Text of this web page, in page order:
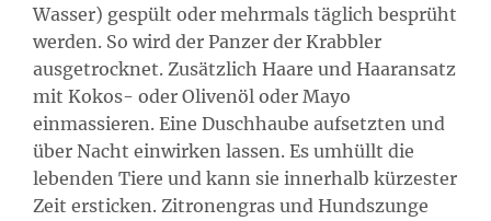
Wasser) gespült oder mehrmals täglich besprüht
werden. So wird der Panzer der Krabbler
ausgetrocknet. Zusätzlich Haare und Haaransatz
mit Kokos- oder Olivenöl oder Mayo
einmassieren. Eine Duschhaube aufsetzten und
über Nacht einwirken lassen. Es umhüllt die
lebenden Tiere und kann sie innerhalb kürzester
Zeit ersticken. Zitronengras und Hundszunge